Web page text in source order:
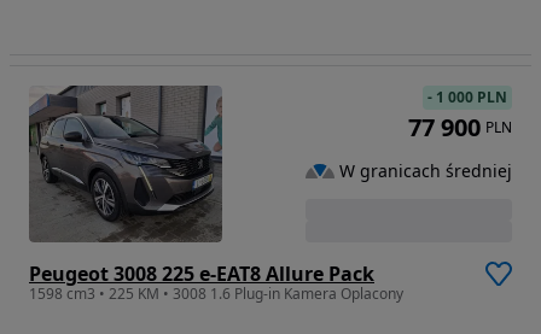
Peugeot 3008 225 e-EAT8 Allure Pack
1598 cm3 • 225 KM • 3008 1.6 Plug-in Kamera Oplacony
- 1 000 PLN
77 900 PLN
W granicach średniej